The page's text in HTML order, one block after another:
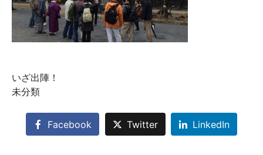
いざ出陣！
未分類
Facebook Twitter LinkedIn